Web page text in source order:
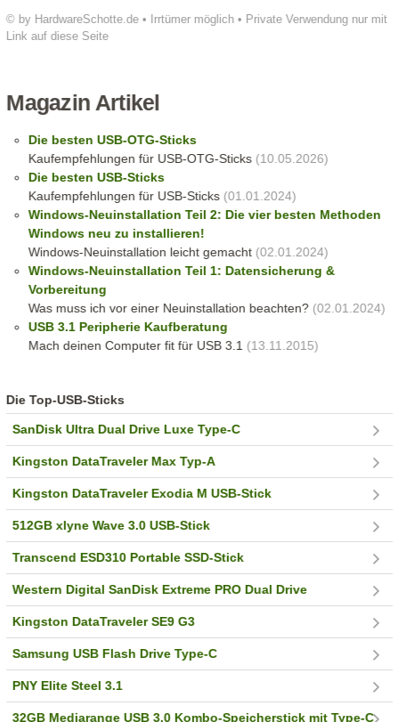
© by HardwareSchotte.de • Irrtümer möglich • Private Verwendung nur mit
Link auf diese Seite
Magazin Artikel
Die besten USB-OTG-Sticks
Kaufempfehlungen für USB-OTG-Sticks(10.05.2026)
Die besten USB-Sticks
Kaufempfehlungen für USB-Sticks(01.01.2024)
Windows-Neuinstallation Teil 2: Die vier besten Methoden
Windows neu zu installieren!
Windows-Neuinstallation leicht gemacht(02.01.2024)
Windows-Neuinstallation Teil 1: Datensicherung &
Vorbereitung
Was muss ich vor einer Neuinstallation beachten?(02.01.2024)
USB 3.1 Peripherie Kaufberatung
Mach deinen Computer fit für USB 3.1 (13.11.2015)
Die Top-USB-Sticks
SanDisk Ultra Dual Drive Luxe Type-C
Kingston DataTraveler Max Typ-A
Kingston DataTraveler Exodia M USB-Stick
512GB xlyne Wave 3.0 USB-Stick
Transcend ESD310 Portable SSD-Stick
Western Digital SanDisk Extreme PRO Dual Drive
Kingston DataTraveler SE9 G3
Samsung USB Flash Drive Type-C
PNY Elite Steel 3.1
32GB Mediarange USB 3.0 Kombo-Speicherstick mit Type-C